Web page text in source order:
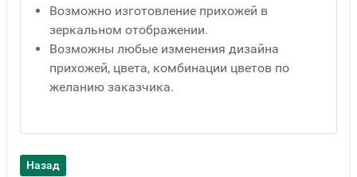
Возможно изготовление прихожей в
зеркальном отображении.
Возможны любые изменения дизайна
прихожей, цвета, комбинации цветов по
желанию заказчика.